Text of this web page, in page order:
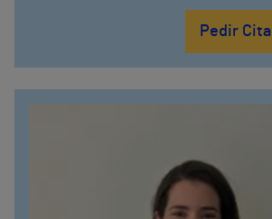
Pedir Cita